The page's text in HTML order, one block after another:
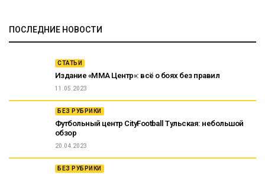
ПОСЛЕДНИЕ НОВОСТИ
СТАТЬИ
Издание «ММА Центр»: всё о боях без правил
11.05.2023
БЕЗ РУБРИКИ
Футбольный центр CityFootball Тульская: небольшой
обзор
20.04.2023
БЕЗ РУБРИКИ